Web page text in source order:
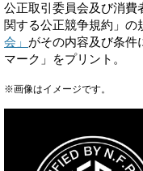
公正取引委員会及び消費
関する公正競争規約」の
会」 がその内容及び条件
マーク」をプリント。
※画像はイメージです。